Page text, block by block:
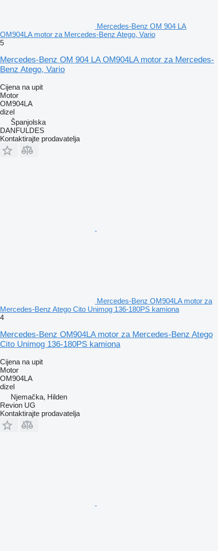
Mercedes-Benz OM 904 LA
OM904LA motor za Mercedes-Benz Atego, Vario
5
Mercedes-Benz OM 904 LA OM904LA motor za Mercedes-
Benz Atego, Vario
Cijena na upit
Motor
OM904LA
dizel
Španjolska
DANFULDES
Kontaktirajte prodavatelja
Mercedes-Benz OM904LA motor za
Mercedes-Benz Atego Cito Unimog 136-180PS kamiona
4
Mercedes-Benz OM904LA motor za Mercedes-Benz Atego
Cito Unimog 136-180PS kamiona
Cijena na upit
Motor
OM904LA
dizel
Njemačka, Hilden
Revion UG
Kontaktirajte prodavatelja